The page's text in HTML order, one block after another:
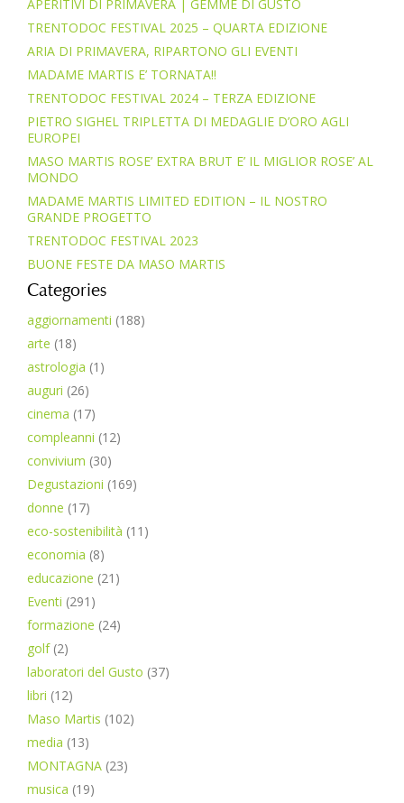
APERITIVI DI PRIMAVERA | GEMME DI GUSTO
TRENTODOC FESTIVAL 2025 – QUARTA EDIZIONE
ARIA DI PRIMAVERA, RIPARTONO GLI EVENTI
MADAME MARTIS E’ TORNATA!!
TRENTODOC FESTIVAL 2024 – TERZA EDIZIONE
PIETRO SIGHEL TRIPLETTA DI MEDAGLIE D’ORO AGLI
EUROPEI
MASO MARTIS ROSE’ EXTRA BRUT E’ IL MIGLIOR ROSE’ AL
MONDO
MADAME MARTIS LIMITED EDITION – IL NOSTRO
GRANDE PROGETTO
TRENTODOC FESTIVAL 2023
BUONE FESTE DA MASO MARTIS
Categories
aggiornamenti (188)
arte (18)
astrologia (1)
auguri (26)
cinema (17)
compleanni (12)
convivium (30)
Degustazioni (169)
donne (17)
eco-sostenibilità (11)
economia (8)
educazione (21)
Eventi (291)
formazione (24)
golf(2)
laboratori del Gusto (37)
libri (12)
Maso Martis (102)
media (13)
MONTAGNA (23)
musica (19)